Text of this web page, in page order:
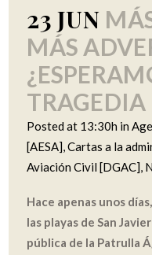
23 JUN
MÁS
TRAGEDIA
Posted at 13:30h in
[AESA],Cartas a la
Aviación Civil [DGAC],
Hace apenas unos
las playas de San
pública de la Patrulla